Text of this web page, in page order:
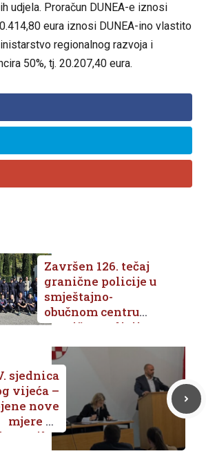
udjela. Proračun DUNEA-e iznosi
eura iznosi DUNEA-ino vlastito
regionalnog razvoja i
50%, tj. 20.207,40 eura.
Završen 126. tečaj
granične policije u
smještajno-
obučnom centru
granične policije
Kuparima
sjednica
vijeća –
nove
mjere za
prijevoz